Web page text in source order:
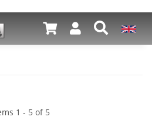
1 - 5 of 5